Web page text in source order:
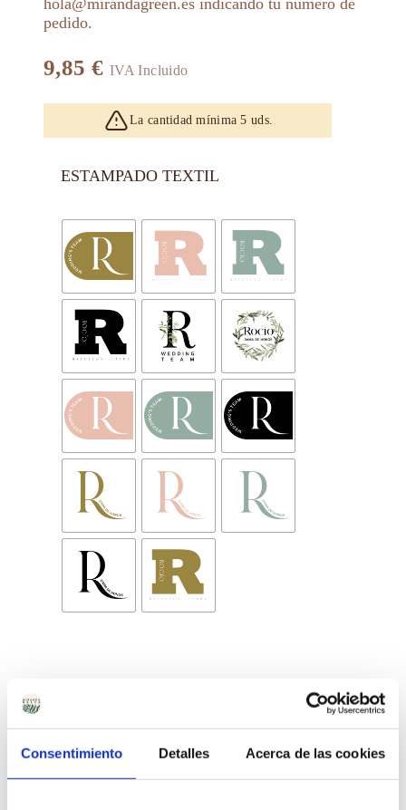
Consentimiento Detalles Acerca de las cookies
pedido.
9,85 € IVA Incluido
La cantidad mínima 5 uds.
ESTAMPADO TEXTIL